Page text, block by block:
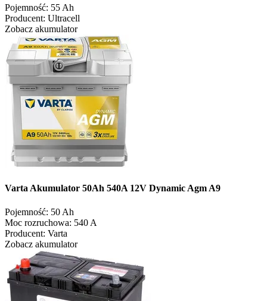
Pojemność: 55 Ah
Producent: Ultracell
Zobacz akumulator
Varta Akumulator 50Ah 540A 12V Dynamic Agm A9
Pojemność: 50 Ah
Moc rozruchowa: 540 A
Producent: Varta
Zobacz akumulator